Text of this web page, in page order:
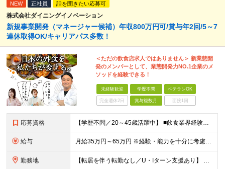
NEW 正社員 話を聞きたい応募可
株式会社ダイニングイノベーション
新規事業開発（マネージャー候補）年収800万円可/賞与年2回/5～7
連休取得OK/キャリアパス多数！
＜ただの飲食店求人ではありません＞ 新業態開
発のメンバーとして、業態開発力NO.1企業のメ
ソッドを経験できる！
未経験歓迎 学歴不問 ベテランOK
完全週休2日 賞与複数月 面接1回
応募資格 【学歴不問／20～45歳活躍中】 ■飲食業界経験および販売／サービスの経験がある方を歓迎します 例えば「もっとこうすれば売れるのに」というアイデアを形にしたい方、経営陣に近いポジションでビジネスを
給与 月給35万円～65万円 ※経験・能力を十分に考慮し決定。 ※月給35万円～48万円までは非管理職となりますので、 上記月給には、月30時間分の固定残業代（61,620円～84,508円）および月10
勤務地 【転居を伴う転勤なし／U・Iターン支援あり】 本社（恵比寿）または当社が運営する東京都内の直営店舗での勤務 ※配属先は経験・希望・プロジェクト内容を踏まえて決定します。 ★社宅・引越支援制度あり（